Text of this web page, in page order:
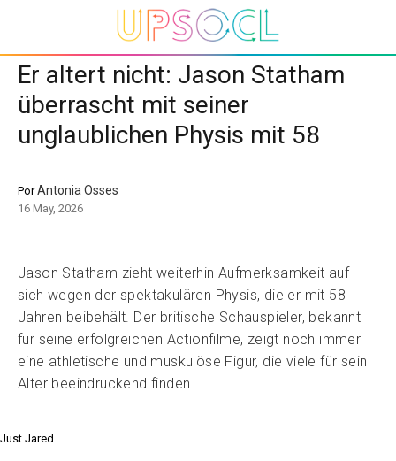
Er altert nicht: Jason Statham
überrascht mit seiner
unglaublichen Physis mit 58
PorAntonia Osses
16 May, 2026
Jason Statham zieht weiterhin Aufmerksamkeit auf
sich wegen der spektakulären Physis, die er mit 58
Jahren beibehält. Der britische Schauspieler, bekannt
für seine erfolgreichen Actionfilme, zeigt noch immer
eine athletische und muskulöse Figur, die viele für sein
Alter beeindruckend finden.
Just Jared